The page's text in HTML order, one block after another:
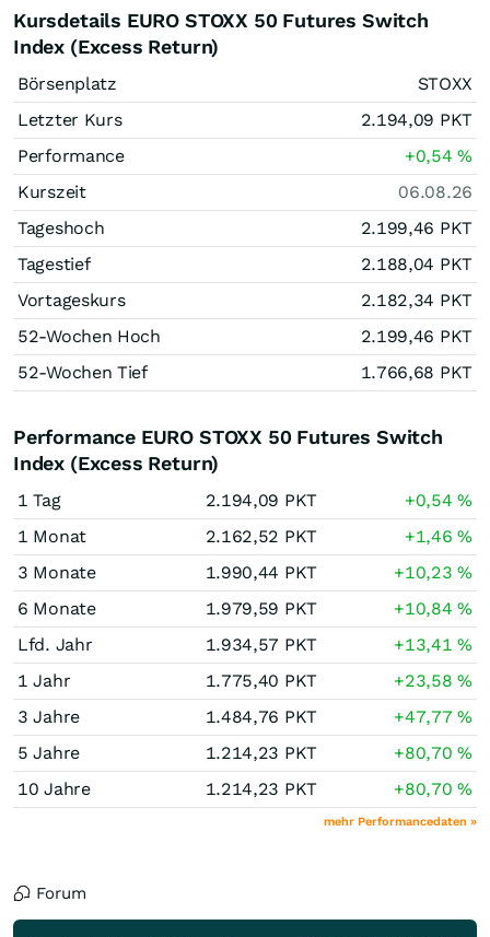
Kursdetails EURO STOXX 50 Futures Switch
Index (Excess Return)
Börsenplatz
STOXX
Letzter Kurs
2.194,09 PKT
Performance
+0,54%
Kurszeit
06.08.26
Tageshoch
2.199,46 PKT
Tagestief
2.188,04 PKT
Vortageskurs
2.182,34 PKT
52-Wochen Hoch
2.199,46 PKT
52-Wochen Tief
1.766,68 PKT
Performance EURO STOXX 50 Futures Switch
Index (Excess Return)
1 Tag 2.194,09 PKT +0,54%
1 Monat
2.162,52 PKT +1,46%
3 Monate
1.990,44 PKT +10,23%
6 Monate
1.979,59 PKT +10,84%
Lfd. Jahr
1.934,57 PKT +13,41%
1 Jahr
1.775,40 PKT +23,58%
3 Jahre
1.484,76 PKT +47,77%
5 Jahre
1.214,23 PKT +80,70%
10 Jahre
1.214,23 PKT +80,70%
mehr Performancedaten »
Forum